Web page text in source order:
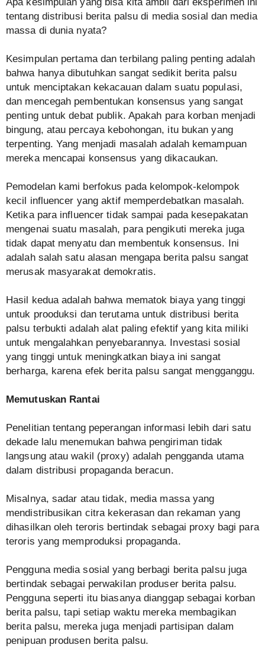
tentang distribusi berita palsu di media sosial dan media
massa di dunia nyata?
Kesimpulan pertama dan terbilang paling penting adalah
bahwa hanya dibutuhkan sangat sedikit berita palsu
untuk menciptakan kekacauan dalam suatu populasi,
dan mencegah pembentukan konsensus yang sangat
penting untuk debat publik. Apakah para korban menjadi
bingung, atau percaya kebohongan, itu bukan yang
terpenting. Yang menjadi masalah adalah kemampuan
mereka mencapai konsensus yang dikacaukan.
Pemodelan kami berfokus pada kelompok-kelompok
kecil influencer yang aktif memperdebatkan masalah.
Ketika para influencer tidak sampai pada kesepakatan
mengenai suatu masalah, para pengikuti mereka juga
tidak dapat menyatu dan membentuk konsensus. Ini
adalah salah satu alasan mengapa berita palsu sangat
merusak masyarakat demokratis.
Hasil kedua adalah bahwa mematok biaya yang tinggi
untuk prooduksi dan terutama untuk distribusi berita
palsu terbukti adalah alat paling efektif yang kita miliki
untuk mengalahkan penyebarannya. Investasi sosial
yang tinggi untuk meningkatkan biaya ini sangat
berharga, karena efek berita palsu sangat mengganggu.
Memutuskan Rantai
Penelitian tentang peperangan informasi lebih dari satu
dekade lalu menemukan bahwa pengiriman tidak
langsung atau wakil (proxy) adalah pengganda utama
dalam distribusi propaganda beracun.
Misalnya, sadar atau tidak, media massa yang
mendistribusikan citra kekerasan dan rekaman yang
dihasilkan oleh teroris bertindak sebagai proxy bagi para
teroris yang memproduksi propaganda.
Pengguna media sosial yang berbagi berita palsu juga
bertindak sebagai perwakilan produser berita palsu.
Pengguna seperti itu biasanya dianggap sebagai korban
berita palsu, tapi setiap waktu mereka membagikan
berita palsu, mereka juga menjadi partisipan dalam
penipuan produsen berita palsu.